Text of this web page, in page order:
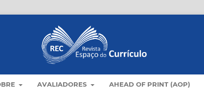
AVALIADORES AHEAD OF PRINT (AOP)